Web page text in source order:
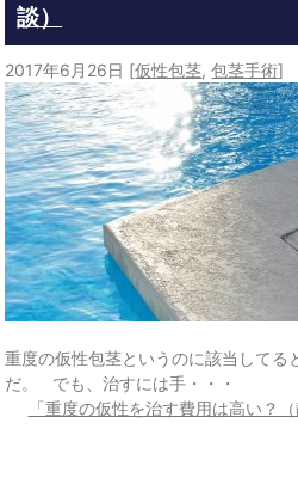
談）
2017年6月26日 [仮性包茎,包茎手術]
重度の仮性包茎というのに該当して
だ。 でも、治すには手・・・
「重度の仮性を治す費用は高い？